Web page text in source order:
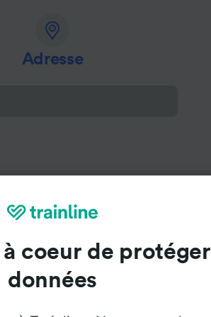
Adresse
coeur de
données